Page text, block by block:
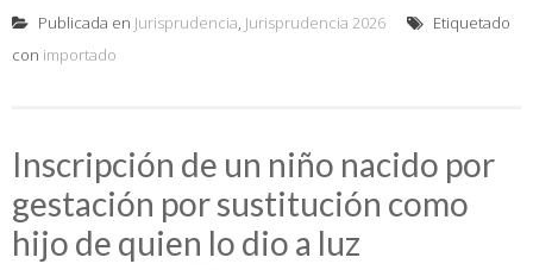
Publicada en Jurisprudencia, Jurisprudencia 2026
Etiquetado
con importado
Inscripción de un niño nacido por
gestación por sustitución como
hijo de quien lo dio a luz